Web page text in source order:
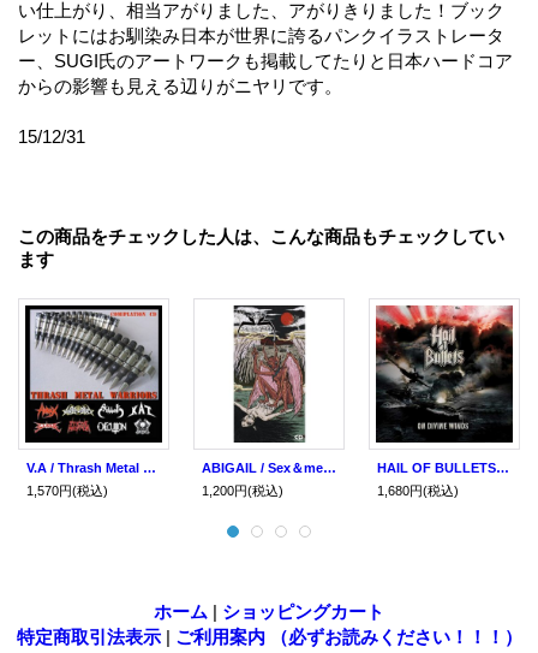
い仕上がり、相当アがりました、アがりきりました！ブック
レットにはお馴染み日本が世界に誇るパンクイラストレータ
ー、SUGI氏のアートワークも掲載してたりと日本ハードコア
からの影響も見える辺りがニヤリです。
15/12/31
この商品をチェックした人は、こんな商品もチェックしてい
ます
V.A / Thrash Metal Warriors (cd) Deep Six Records
1,570円(税込)
ABIGAIL / Sex＆metal (8cm cd) Hello from the gutter
1,200円(税込)
HAIL OF BULLETS / On divine winds (cd) Metal blade
1,680円(税込)
ホーム | ショッピングカート
特定商取引法表示 | ご利用案内 （必ずお読みください！！！）